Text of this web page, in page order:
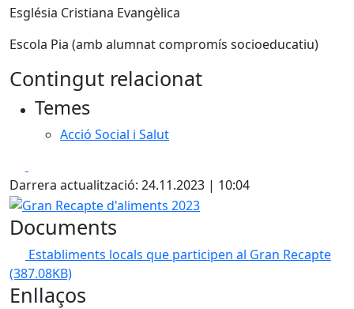
Església Cristiana Evangèlica
Escola Pia (amb alumnat compromís socioeducatiu)
Contingut relacionat
Temes
Acció Social i Salut
Darrera actualització: 24.11.2023 | 10:04
Gran Recapte d'aliments 2023
Documents
Establiments locals que participen al Gran Recapte
(387.08KB)
Enllaços